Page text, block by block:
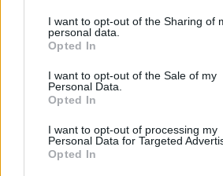
not limited to your visit or usage
grant or deny consent to Google and
use your data for below specified
consent section.
I want to opt-out of the Sharing of
personal data.
Opted In
I want to opt-out of the Sale of my
Personal Data.
Opted In
I want to opt-out of processing my
Personal Data for Targeted
Opted In
Paolo Pinna
Martina Agostina Diturco
I nostri cari